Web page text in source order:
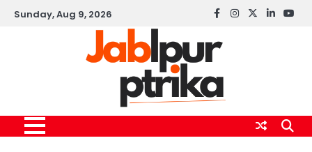
SkipSunday, Aug 9, 2026 Facebook
instagram
twitterlinkedin